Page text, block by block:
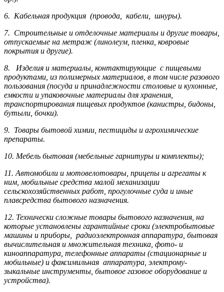
6. Кабельная продукция (провода, кабели, шнуры).
7. Строительные и отделочные материалы и другие товары,
отпускаемые на метраж (линолеум, пленка, ковровые
покрытия и другие).
8. Изделия и материалы, контактирующие с пищевыми
продуктами, из полимерных материалов, в том числе разового
пользования (посуда и принадлежности столовые и кухонные,
емкости и упаковочные материалы для хранения,
транспортирования пищевых продуктов (канистры, бидоны,
бутыли, бочки).
9. Товары бытовой химии, пестициды и агрохи­мические
препараты.
10. Мебель бытовая (мебельные гарнитуры и комплекты);
11. Автомобили и мотовелотовары, прицепы и агрегаты к
ним, мобильные средства малой механизации
сельскохозяйственных работ, прогулочные суда и иные
плавсредства бытового назначения.
12. Технически сложные товары бытового назна­чения, на
которые установлены гарантийные сроки (электробытовые
машины и приборы, радиоэлектронная аппаратура, бытовая
вычислительная и множительная техника, фото- и
киноаппаратура, телефонные аппараты (стационарные и
мобильные) и факсимильная аппаратура, электрому­
зыкальные инструменты, бытовое газовое оборудование и
устройства).